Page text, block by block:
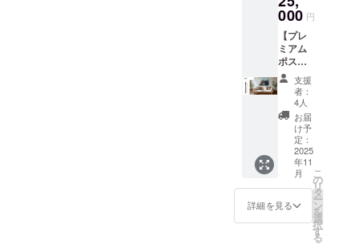
なたの
お名前
やロゴ
をワッ
ペンで
掲載し
ます。
山頂で
撮影す
る動画
や写真
に、ほ
ぼ必ず
登場す
る特別
なスポ
000 円
【プレ
ミアム
ポス
ター/A3
】
TAKEが
旅中で
撮影し
ショッ
トの中
から厳
選した
ポス
ターを
木製パ
支援
者：
4人
お届
け予
定：
2025
年11
月
詳細を見る
こ
の
リ
タ
ー
ン
を
選
択
す
る